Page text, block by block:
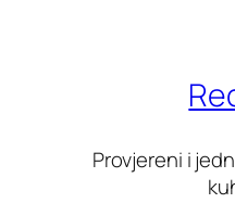
Provjereni i